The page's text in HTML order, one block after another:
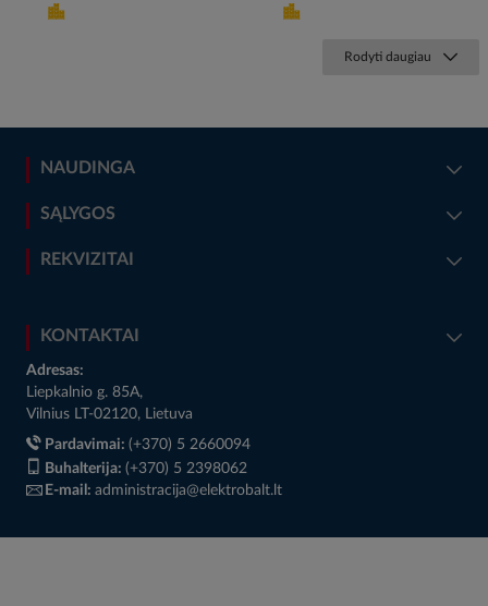
Rodyti daugiau
NAUDINGA
SĄLYGOS
REKVIZITAI
KONTAKTAI
Adresas:
Liepkalnio g. 85A,
Vilnius LT-02120, Lietuva
Pardavimai: (+370) 5 2660094
Buhalterija: (+370) 5 2398062
E-mail: administracija@elektrobalt.lt